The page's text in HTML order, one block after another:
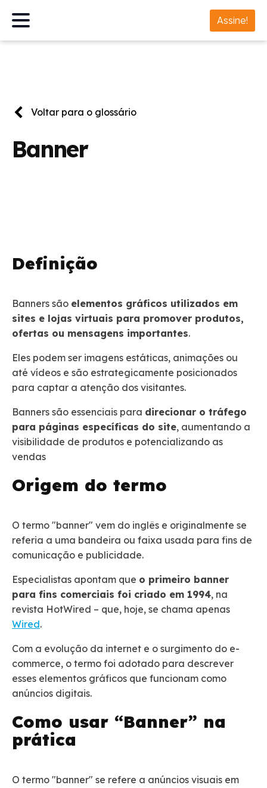
Assine!
Voltar para o glossário
Banner
Definição
Banners são elementos gráficos utilizados em
sites e lojas virtuais para promover produtos,
ofertas ou mensagens importantes.
Eles podem ser imagens estáticas, animações ou
até vídeos e são estrategicamente posicionados
para captar a atenção dos visitantes.
Banners são essenciais para direcionar o tráfego
para páginas específicas do site, aumentando a
visibilidade de produtos e potencializando as
vendas
Origem do termo
O termo "banner" vem do inglês e originalmente se
referia a uma bandeira ou faixa usada para fins de
comunicação e publicidade.
Especialistas apontam que o primeiro banner
para fins comerciais foi criado em 1994, na
revista HotWired – que, hoje, se chama apenas
Wired.
Com a evolução da internet e o surgimento do e-
commerce, o termo foi adotado para descrever
esses elementos gráficos que funcionam como
anúncios digitais.
Como usar “Banner” na
prática
O termo "banner" se refere a anúncios visuais em